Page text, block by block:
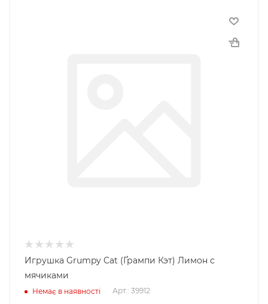
Игрушка Grumpy Cat (Ґрампи Кэт) Лимон с
мячиками
Немає в наявності Арт.: 39912